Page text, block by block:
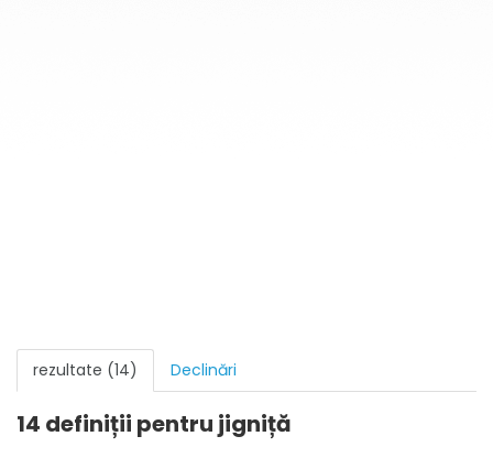
rezultate (14) Declinări
14 definiții pentru jigniță